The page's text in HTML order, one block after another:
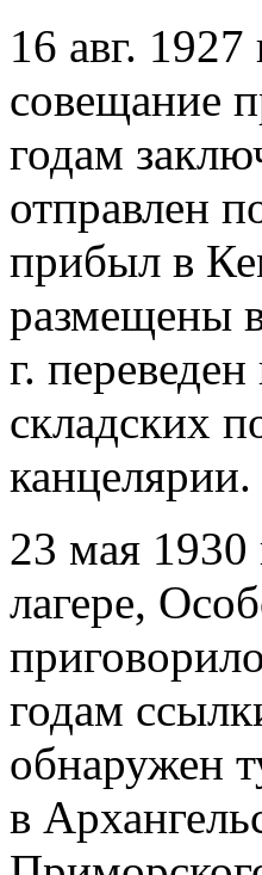
16 авг.
совещание
годам
отправлен
прибыл в
размещены
г.
складских
канцелярии.
23 мая 1930
лагере,
годам
обнаружен
в